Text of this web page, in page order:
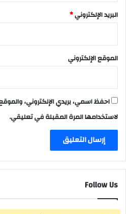
البريد الإلكتروني*
الموقع الإلكتروني
احفظ اسمي، بريدي الإلكتروني،
لاستخدامها المرة المقبلة في تعليقي.
Follow Us